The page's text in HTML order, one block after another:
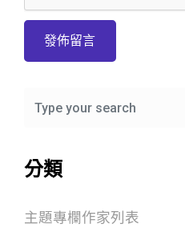
分類
主題專欄作家列表